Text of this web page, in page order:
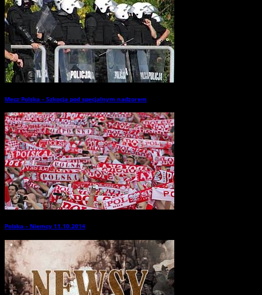
Mecz Polska – Szkocja pod specjalnym nadzorem
Polska – Niemcy 11.10.2014